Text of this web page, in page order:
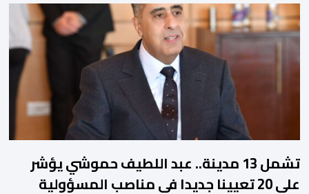
زيان، المعتقل بالمؤسسة ذاتها، وذلك لتنوير الرأي العام بالحقائق
والمعطيات الدقيقة.واوضحت إدارة المؤسسة السجنية أن المعني
بالأمر يستفيد منذ إيداعه من تتبع طبي منتظم ومستمر وفقا […]
تشمل 13 مدينة.. عبد اللطيف حموشي يؤشر
على 20 تعيينا جديدا في مناصب المسؤولية